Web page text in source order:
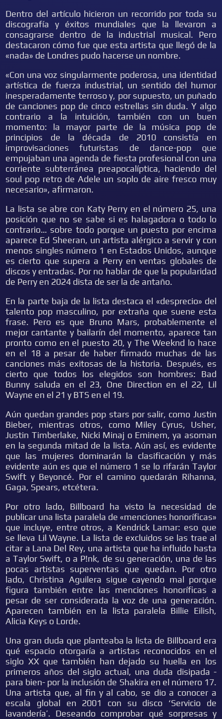
Dentro del artículo hicieron un recorrido por toda su
discografía y éxitos mundiales que la llevaron a
consagrarse dentro de la industrial musical. Pero
destacaron cómo fue que esta artista que llegó de la
«nada» de Londres pudo hacerse un nombre.
«Con una voz singularmente poderosa, una identidad
artística de fuerza industrial, un sentido del humor
inesperadamente terroso y, por supuesto, un puñado
de canciones pop de cinco estrellas sin duda. Y algo
contrario a la intuición, también con un buen
momento: la mayor parte de la música pop de
principios de la década de 2010 consistía en
improvisaciones futuristas de dance-pop que
empujaban una agenda de fiesta profesional con una
corriente subterránea preapocalíptica, haciendo del
soul pop retro de Adele un soplo de aire fresco muy
necesario», afirmaron.
La lista se abre con Katy Perry en el número 25, una
posición que no se sabe si es halagadora o todo lo
contrario… sobre todo porque un puesto por encima
aparece Ed Sheeran, un artista alérgico a servir y con
menos singles número 1 en Estados Unidos, aunque
es cierto que supera a Perry en ventas globales de
discos y entradas. Por no hablar de que la popularidad
de Perry en 2024 dista de ser la de antaño.
En la parte baja de la lista destaca el «desprecio» del
talento pop masculino, por extraña que suene esta
frase. Pero es que Bruno Mars, probablemente el
mejor cantante y bailarín del momento, aparece tan
pronto como en el puesto 20, y The Weeknd lo hace
en el 18 a pesar de haber firmado muchas de las
canciones más exitosas de la historia. Después, es
cierto que todos los elegidos son hombres: Bad
Bunny saluda en el 23, One Direction en el 22, Lil
Wayne en el 21 y BTS en el 19.
Aún quedan grandes pop stars por salir, como Justin
Bieber, mientras otros, como Miley Cyrus, Usher,
Justin Timberlake, Nicki Minaj o Eminem, ya asoman
en la segunda mitad de la lista. Aún así, es evidente
que las mujeres dominarán la clasificación y más
evidente aún es que el número 1 se lo rifarán Taylor
Swift y Beyoncé. Por el camino quedarán Rihanna,
Gaga, Spears, etcétera.
Por otro lado, Billboard ha visto la necesidad de
publicar una lista paralela de «menciones honoríficas»
que incluye, entre otros, a Kendrick Lamar: eso que
se lleva Lil Wayne. La lista de excluidos se las trae al
citar a Lana Del Rey, una artista que ha influido hasta
a Taylor Swift, o a P!nk, de su generación, una de las
pocas artistas superventas que quedan. Por otro
lado, Christina Aguilera sigue cayendo mal porque
figura también entre las menciones honoríficas a
pesar de ser considerada la voz de una generación.
Aparecen también en la lista paralela Billie Eilish,
Alicia Keys o Lorde.
Una gran duda que planteaba la lista de Billboard era
qué espacio otorgaría a artistas reconocidos en el
siglo XX que también han dejado su huella en los
primeros años del siglo actual, una duda disipada -
para bien- por la inclusión de Shakira en el número 17.
Una artista que, al fin y al cabo, se dio a conocer a
escala global en 2001 con su disco ‘Servicio de
lavandería’. Deseando comprobar qué sorpresas y